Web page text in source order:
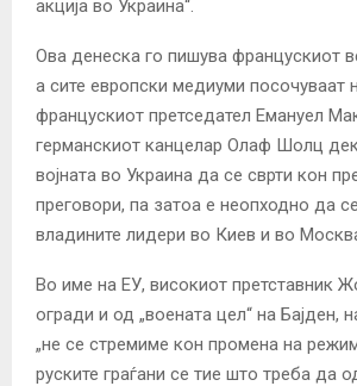
акција во Украина“.
Ова денеска го пишува францускиот
а сите европски медиуми посочуваат
францускиот претседател Емануел
германскиот канцелар Олаф Шолц
војната во Украина да се сврти кон
преговори, па затоа е неопходно да
владините лидери во Киев и во
Во име на ЕУ, високиот претставник
огради и од „воената цел“ на Бајден,
„не се стремиме кон промена на
руските граѓани се тие што треба да